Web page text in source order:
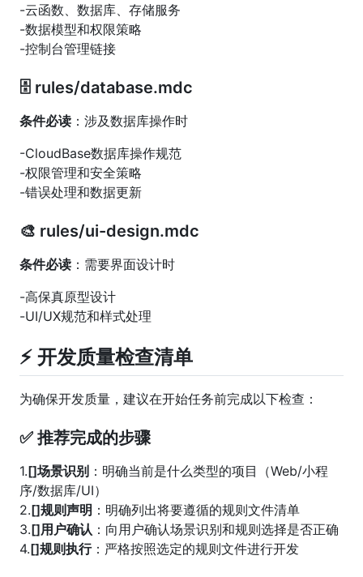
-云函数、数据库、存储服务
-数据模型和权限策略
-控制台管理链接
🗄️ rules/database.mdc
条件必读 ：涉及数据库操作时
-CloudBase数据库操作规范
-权限管理和安全策略
-错误处理和数据更新
🎨 rules/ui-design.mdc
条件必读 ：需要界面设计时
-高保真原型设计
-UI/UX规范和样式处理
⚡ 开发质量检查清单
为确保开发质量，建议在开始任务前完成以下检查：
✅ 推荐完成的步骤
1.[]场景识别 ：明确当前是什么类型的项目（Web/小程
序/数据库/UI）
2.[]规则声明 ：明确列出将要遵循的规则文件清单
3.[]用户确认 ：向用户确认场景识别和规则选择是否正确
4.[]规则执行：严格按照选定的规则文件进行开发